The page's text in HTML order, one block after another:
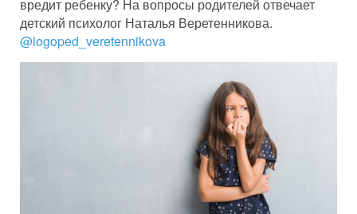
вредит ребенку? На вопросы родителей отвечает
детский психолог Наталья Веретенникова.
@logoped_veretennikova